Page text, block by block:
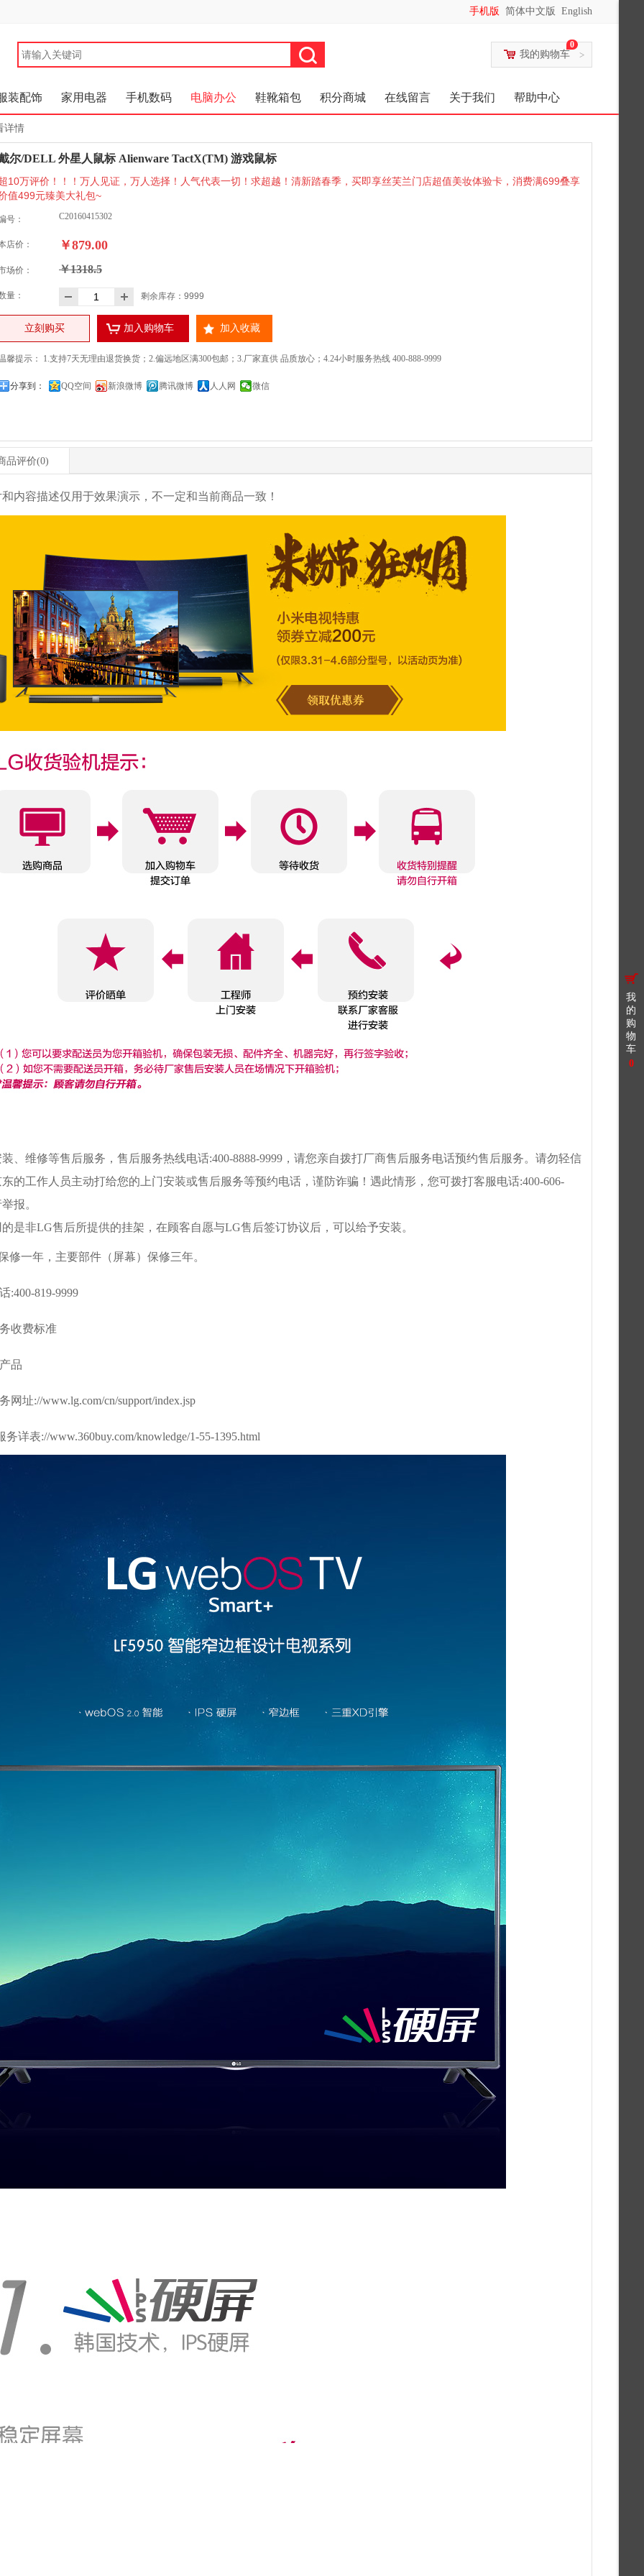
手机版 简体中文版 English
>
0
我的购物车
装配饰 家用电器 手机数码 电脑办公 鞋靴箱包 积分商城 在线留言 关于我们 帮助中心
详情
尔/DELL 外星人鼠标 Alienware TactX(TM) 游戏鼠标
10万评价！！！万人见证，万人选择！人气代表一切！求超越！清新踏春季，买即享丝芙兰门店超值美妆体验卡，消费满699叠享
值499元臻美大礼包~
号： C20160415302
店价： ￥879.00
场价： ￥1318.5
量： 剩余库存： 9999
立刻购买 加入购物车 加入收藏
馨提示： 1.支持7天无理由退货换货；2.偏远地区满300包邮；3.厂家直供 品质放心；4.24小时服务热线 400-888-9999
分享到： QQ空间 新浪微博 腾讯微博 人人网 微信
品评价(0)
内容描述仅用于效果演示，不一定和当前商品一致！
、维修等售后服务，售后服务热线电话:400-8888-9999，请您亲自拨打厂商售后服务电话预约售后服务。请勿轻信
的工作人员主动打给您的上门安装或售后服务等预约电话，谨防诈骗！遇此情形，您可拨打客服电话:400-606-
报。
是非LG售后所提供的挂架，在顾客自愿与LG售后签订协议后，可以给予安装。
修一年，主要部件（屏幕）保修三年。
:400-819-9999
收费标准
品
网址://www.lg.com/cn/support/index.jsp
务详表://www.360buy.com/knowledge/1-55-1395.html
我
的
购
物
车
0